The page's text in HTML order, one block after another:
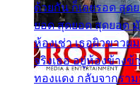
ด้วยกัน ก็เลยรอด สุ
ยอด สุดยอด สุดยอด
ห้องเช่า เธอผิวขาวผ
จริงเธอ อยู่ห้องข้างข้
ทองแดง กลับจากรา